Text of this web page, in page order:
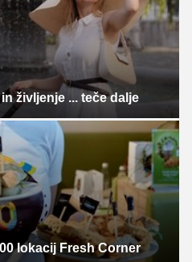
življenje ... teče dalje
lokacij Fresh Corner